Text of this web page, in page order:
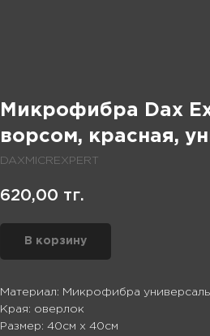
Микрофибра Dax
ворсом, красная,
DAXMICREXPERT
620,00 тг.
В корзину
Материал: Микрофибра
Края: оверлок
Размер: 40см х 40см